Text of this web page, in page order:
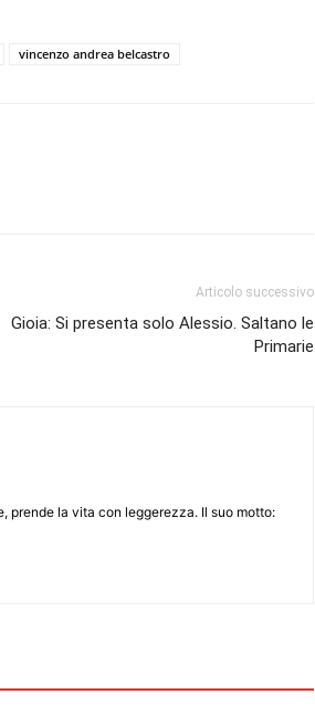
vincenzo andrea belcastro
Articolo successivo
Gioia: Si presenta solo Alessio. Saltano le
Primarie
prende la vita con leggerezza. Il suo motto: